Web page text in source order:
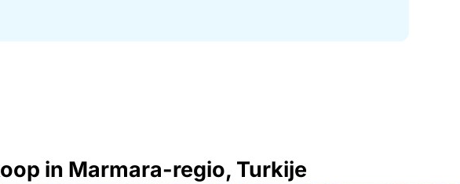
in Marmara-regio, Turkije